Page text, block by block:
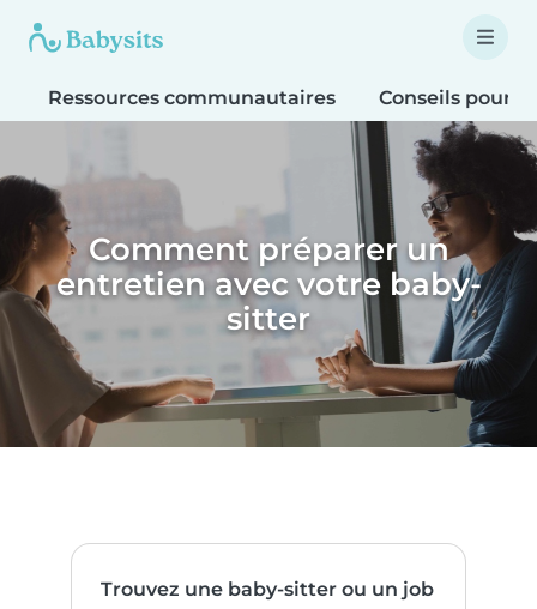
Ressources communautaires Conseils pour
Comment préparer un
entretien avec votre baby-
sitter
Trouvez une baby-sitter ou un job